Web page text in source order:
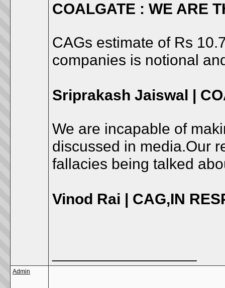
COALGATE : WE ARE
CAGs estimate of Rs
companies is notional
Sriprakash Jaiswal |
We are incapable of
discussed in media.Our
fallacies being talked
Vinod Rai | CAG,IN
Admin